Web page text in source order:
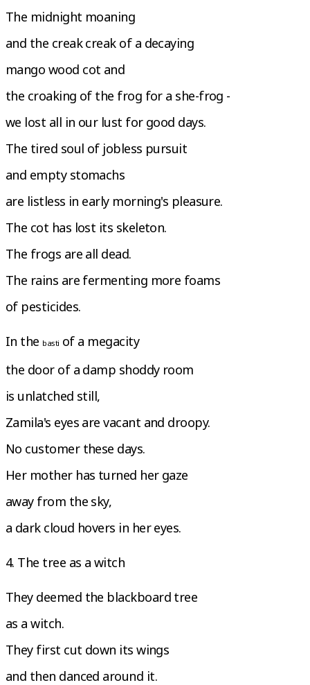
The midnight moaning
and the creak creak of a decaying
mango wood cot and
the croaking of the frog for a she-frog -
we lost all in our lust for good days.
The tired soul of jobless pursuit
and empty stomachs
are listless in early morning's pleasure.
The cot has lost its skeleton.
The frogs are all dead.
The rains are fermenting more foams
of pesticides.
In the basti of a megacity
the door of a damp shoddy room
is unlatched still,
Zamila's eyes are vacant and droopy.
No customer these days.
Her mother has turned her gaze
away from the sky,
a dark cloud hovers in her eyes.
4. The tree as a witch
They deemed the blackboard tree
as a witch.
They first cut down its wings
and then danced around it.